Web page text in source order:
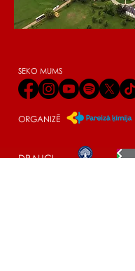
SEKO MUMS
ORGANIZĒ
DRAUGI